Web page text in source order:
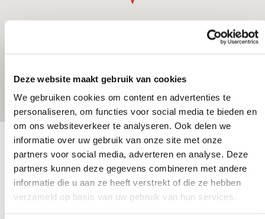
Deze website maakt gebruik van cookies
We gebruiken cookies om content en advertenties te
personaliseren, om functies voor social media te bieden en
om ons websiteverkeer te analyseren. Ook delen we
informatie over uw gebruik van onze site met onze
partners voor social media, adverteren en analyse. Deze
partners kunnen deze gegevens combineren met andere
informatie die u aan ze heeft verstrekt of die ze hebben
verzameld op basis van uw gebruik van hun services.